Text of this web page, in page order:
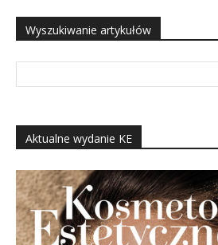
Wyszukiwanie artykułów
Aktualne wydanie KE